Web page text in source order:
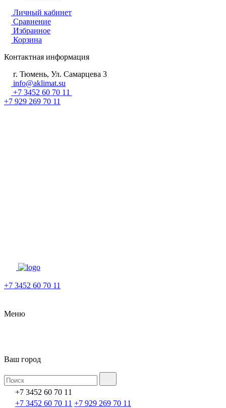
Личный кабинет
Сравнение
Избранное
Корзина
Контактная информация
г. Тюмень, Ул. Самарцева 3
info@aklimat.su
+7 3452 60 70 11
+7 929 269 70 11
+7 3452 60 70 11
Меню
Ваш город
+7 3452 60 70 11
+7 3452 60 70 11 +7 929 269 70 11